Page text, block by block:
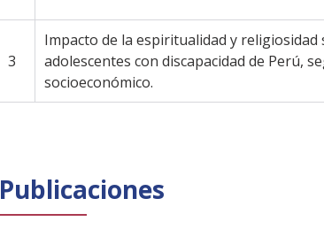
3
Impacto de la espiritualidad y
adolescentes con discapacidad de Perú,
socioeconómico.
Publicaciones